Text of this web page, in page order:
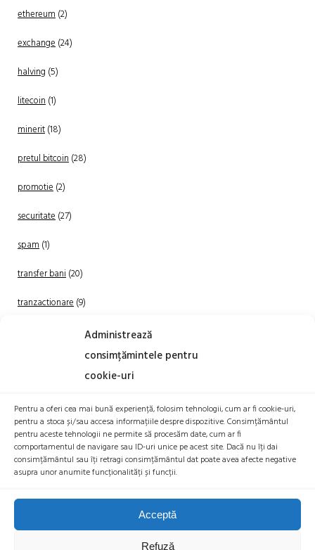
Administrează
consimțămintele pentru
cookie-uri
Pentru a oferi cea mai bună experiență, folosim tehnologii, cum ar fi cookie-uri,
pentru a stoca și/sau accesa informațiile despre dispozitive. Consimțământul
pentru aceste tehnologii ne permite să procesăm date, cum ar fi
comportamentul de navigare sau ID-uri unice pe acest site. Dacă nu îți dai
consimțământul sau îți retragi consimțământul dat poate avea afecte negative
asupra unor anumite funcționalități și funcții.
Acceptă
Refuză
ethereum(2)
exchange(24)
halving (5)
litecoin(1)
minerit(18)
pretul bitcoin(28)
promotie(2)
securitate(27)
spam(1)
transfer bani(20)
tranzactionare(9)
(20)
TRANZACTIONEAZA